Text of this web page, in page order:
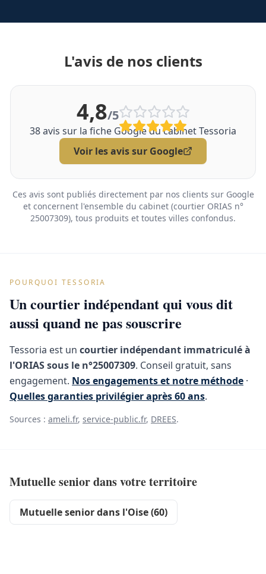
L'avis de nos clients
4,8/5
38avis sur la fiche Google du cabinet Tessoria
Voir les avis sur Google
Ces avis sont publiés directement par nos clients sur Google
et concernent l'ensemble du cabinet (courtier ORIAS n°
25007309), tous produits et toutes villes confondus.
POURQUOI TESSORIA
Un courtier indépendant qui vous dit
aussi quand ne pas souscrire
Tessoria est un courtier indépendant immatriculé à
l'ORIAS sous le n°25007309. Conseil gratuit, sans
engagement. Nos engagements et notre méthode ·
Quelles garanties privilégier après 60 ans.
Sources : ameli.fr, service-public.fr, DREES.
Mutuelle senior dans votre territoire
Mutuelle senior dans l'Oise (60)